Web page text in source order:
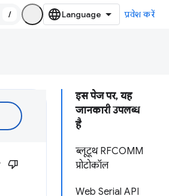
/ प्रवेश करें
इस पेज पर, यह
जानकारी उपलब्ध
है
ब्लूटूथ RFCOMM
प्रोटोकॉल
Web Serial API